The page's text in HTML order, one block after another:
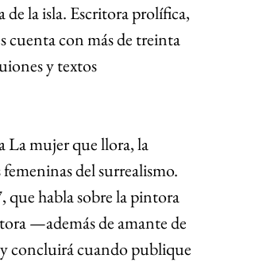
de la isla. Escritora prolífica,
cuenta con más de treinta
y textos
La mujer que llora, la
del surrealismo.
que habla sobre la pintora
—además de amante de
concluirá cuando publique